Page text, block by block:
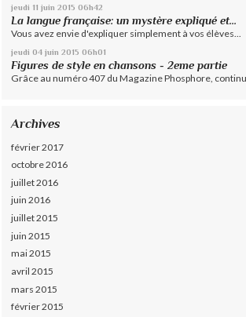
jeudi 11 juin 2015 06h42
La langue française: un mystère expliqué et...
Vous avez envie d'expliquer simplement à vos élèves...
jeudi 04 juin 2015 06h01
Figures de style en chansons - 2eme partie
Grâce au numéro 407 du Magazine Phosphore,
Archives
février 2017
octobre 2016
juillet 2016
juin 2016
juillet 2015
juin 2015
mai 2015
avril 2015
mars 2015
février 2015